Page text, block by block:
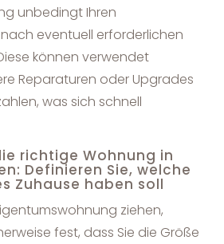
unbedingt Ihren
eventuell erforderlichen
können verwendet
Reparaturen oder Upgrades
was sich schnell
richtige Wohnung in
Definieren Sie, welche
Zuhause haben soll
ziehen,
fest, dass Sie die Größe